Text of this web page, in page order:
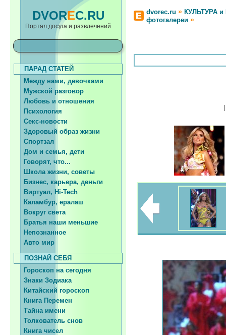
DVOREC.RU
Портал досуга и развлечений
dvorec.ru » КУЛЬТУРА
фотогалереи »
ПАРАД СТАТЕЙ
Между нами, девочками
Мужской разговор
Любовь и отношения
Психология
Секс-новости
Здоровый образ жизни
Спортзал
Дом и семья, дети
Говорят, что...
Школа жизни, советы
Бизнес, карьера, деньги
Виртуал, Hi-Tech
Каламбур, ералаш
Вокруг света
Братья наши меньшие
Непознанное
Авто мир
ПОЗНАЙ СЕБЯ
Гороскоп на сегодня
Знаки Зодиака
Китайский гороскоп
Книга Перемен
Тайна имени
Толкователь снов
Книга чисел